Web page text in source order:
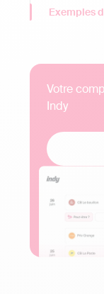
Exemples
Votre
Indy